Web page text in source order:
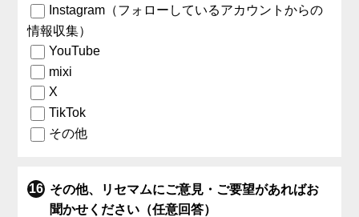
Instagram（フォローしているアカウントからの
情報収集）
YouTube
mixi
X
TikTok
その他
その他、リセマムにご意見・ご要望があればお
聞かせください（任意回答）